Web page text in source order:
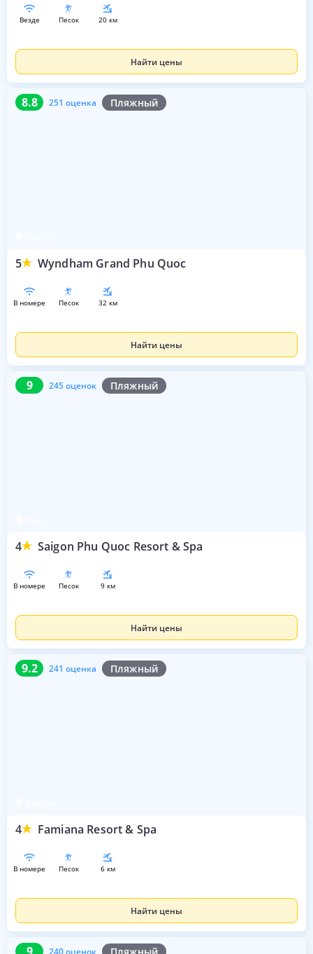
везде песок 20 км
Найти цены
8.8 251 оценка Пляжный
5 Wyndham Grand Phu Quoc
8.8 251 оценка
в номере песок 32 км
Найти цены
9 245 оценок Пляжный
4 Saigon Phu Quoc Resort & Spa
9 245 оценок
в номере песок 9 км
Найти цены
9.2 241 оценка Пляжный
4 Famiana Resort & Spa
9.2 241 оценка
в номере песок 6 км
Найти цены
240 оценок Пляжный
9 240 оценок